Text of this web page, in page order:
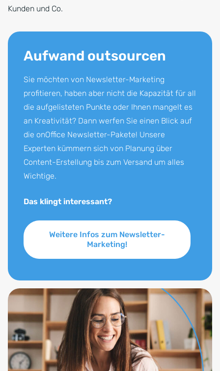
Kunden und Co.
Aufwand outsourcen
Sie möchten von Newsletter-Marketing
profitieren, haben aber nicht die Kapazität für all
die aufgelisteten Punkte oder Ihnen mangelt es
an Kreativität? Dann werfen Sie einen Blick auf
die onOffice Newsletter-Pakete! Unsere
Experten kümmern sich von Planung über
Content-Erstellung bis zum Versand um alles
Wichtige.
Das klingt interessant?
Weitere Infos zum Newsletter-
Marketing!